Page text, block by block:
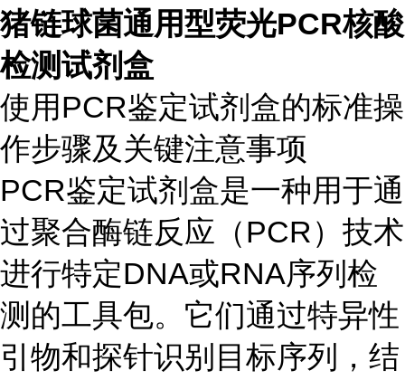
猪链球菌通用型荧光PCR核酸
检测试剂盒
使用PCR鉴定试剂盒的标准操
作步骤及关键注意事项
PCR鉴定试剂盒是一种用于通
过聚合酶链反应（PCR）技术
进行特定DNA或RNA序列检
测的工具包。它们通过特异性
引物和探针识别目标序列，结